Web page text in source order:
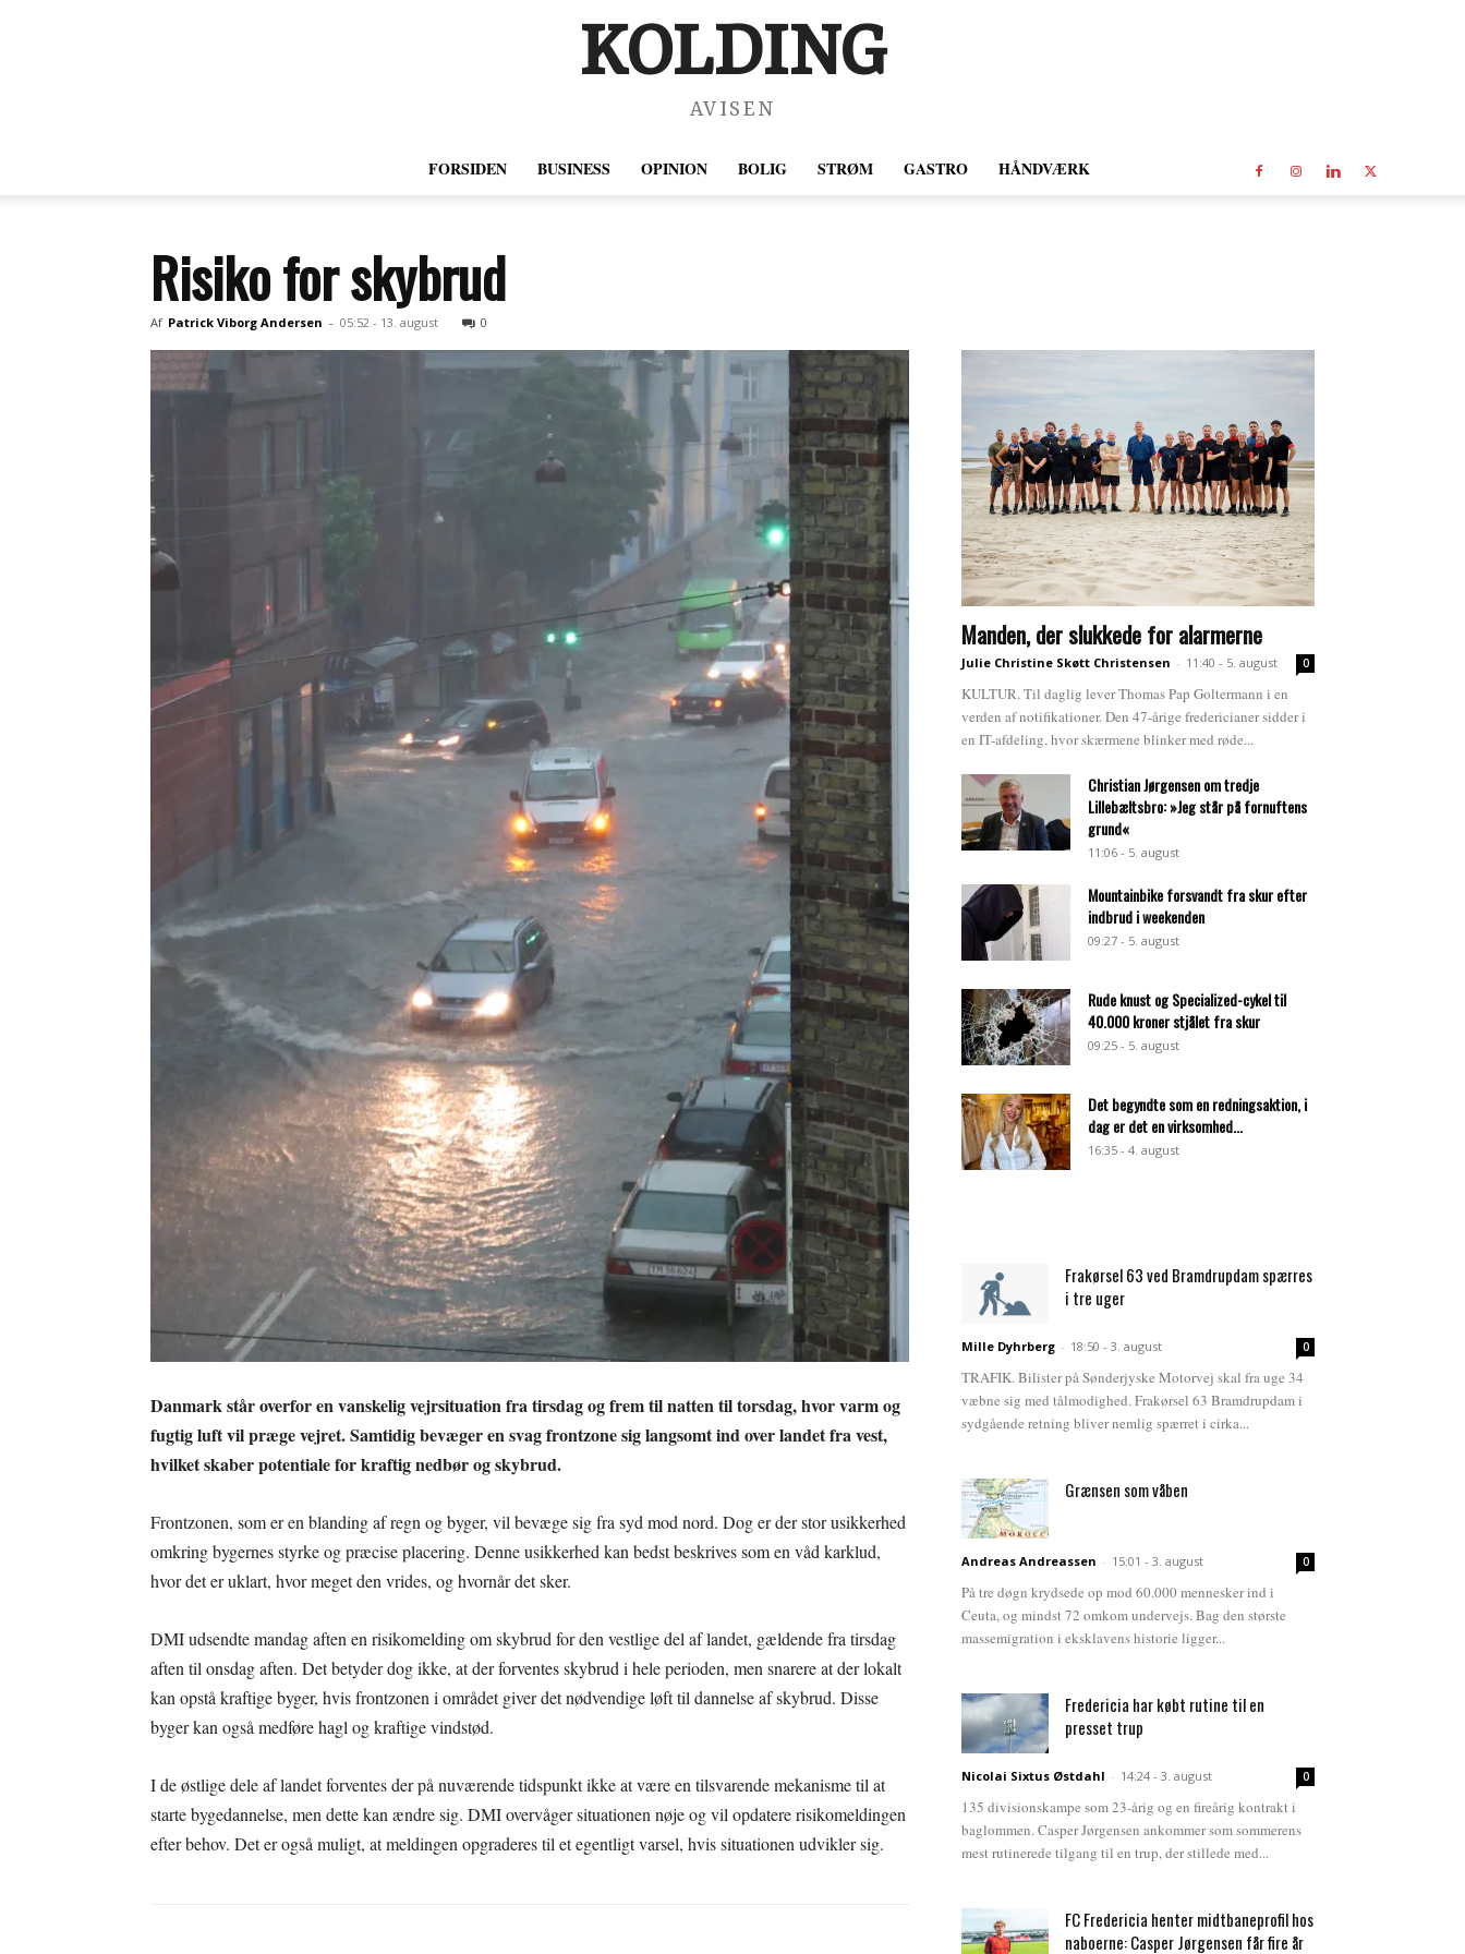
KOLDING
AVISEN
FORSIDEN BUSINESS OPINION BOLIG STRØM GASTRO HÅNDVÆRK
Risiko for skybrud
Af Patrick Viborg Andersen - 05:52 - 13. august 0
Danmark står overfor en vanskelig vejrsituation fra tirsdag og frem til natten til torsdag, hvor varm og
fugtig luft vil præge vejret. Samtidig bevæger en svag frontzone sig langsomt ind over landet fra vest,
hvilket skaber potentiale for kraftig nedbør og skybrud.
Frontzonen, som er en blanding af regn og byger, vil bevæge sig fra syd mod nord. Dog er der stor usikkerhed
omkring bygernes styrke og præcise placering. Denne usikkerhed kan bedst beskrives som en våd karklud,
hvor det er uklart, hvor meget den vrides, og hvornår det sker.
DMI udsendte mandag aften en risikomelding om skybrud for den vestlige del af landet, gældende fra tirsdag
aften til onsdag aften. Det betyder dog ikke, at der forventes skybrud i hele perioden, men snarere at der lokalt
kan opstå kraftige byger, hvis frontzonen i området giver det nødvendige løft til dannelse af skybrud. Disse
byger kan også medføre hagl og kraftige vindstød.
I de østlige dele af landet forventes der på nuværende tidspunkt ikke at være en tilsvarende mekanisme til at
starte bygedannelse, men dette kan ændre sig. DMI overvåger situationen nøje og vil opdatere risikomeldingen
efter behov. Det er også muligt, at meldingen opgraderes til et egentligt varsel, hvis situationen udvikler sig.
Manden, der slukkede for alarmerne
Julie Christine Skøtt Christensen - 11:40 - 5. august 0
KULTUR. Til daglig lever Thomas Pap Goltermann i en
verden af notifikationer. Den 47-årige fredericianer sidder i
en IT-afdeling, hvor skærmene blinker med røde...
Christian Jørgensen om tredje
Lillebæltsbro: »Jeg står på fornuftens
grund«
11:06 - 5. august
Mountainbike forsvandt fra skur efter
indbrud i weekenden
09:27 - 5. august
Rude knust og Specialized-cykel til
40.000 kroner stjålet fra skur
09:25 - 5. august
Det begyndte som en redningsaktion, i
dag er det en virksomhed...
16:35 - 4. august
Frakørsel 63 ved Bramdrupdam spærres
i tre uger
Mille Dyhrberg - 18:50 - 3. august 0
TRAFIK. Bilister på Sønderjyske Motorvej skal fra uge 34
væbne sig med tålmodighed. Frakørsel 63 Bramdrupdam i
sydgående retning bliver nemlig spærret i cirka...
Grænsen som våben
Andreas Andreassen - 15:01 - 3. august 0
På tre døgn krydsede op mod 60.000 mennesker ind i
Ceuta, og mindst 72 omkom undervejs. Bag den største
massemigration i eksklavens historie ligger...
Fredericia har købt rutine til en
presset trup
Nicolai Sixtus Østdahl - 14:24 - 3. august 0
135 divisionskampe som 23-årig og en fireårig kontrakt i
baglommen. Casper Jørgensen ankommer som sommerens
mest rutinerede tilgang til en trup, der stillede med...
FC Fredericia henter midtbaneprofil hos
naboerne: Casper Jørgensen får fire år